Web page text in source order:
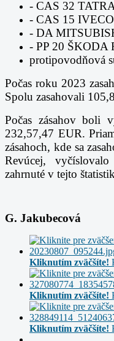
- CAS 32
- CAS 15
- DA
- PP 20 ŠKODA
protipovodňová
Počas roku 2023
Spolu zasahovali
Počas zásahov boli
232,57,47 EUR.
zásahoch, kde sa
Revúcej,
zahrnuté v tejto
G. Jakubecová
Kliknutím zväčšíte!
Kliknutím zväčšíte!
Kliknutím zväčšíte!